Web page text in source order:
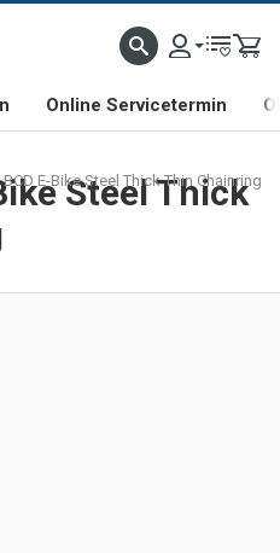
FIRMA SHOP & SHOWROOM IN
Online Servicetermin
E-Bike Steel Thick Thin Chainring
Steel Thick